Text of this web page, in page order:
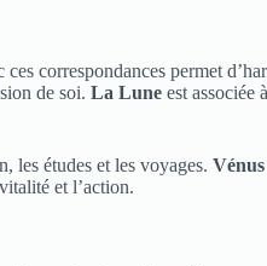
correspondances permet
de soi. La Lune est associée
les études et les voyages. Vénus
et l’action.